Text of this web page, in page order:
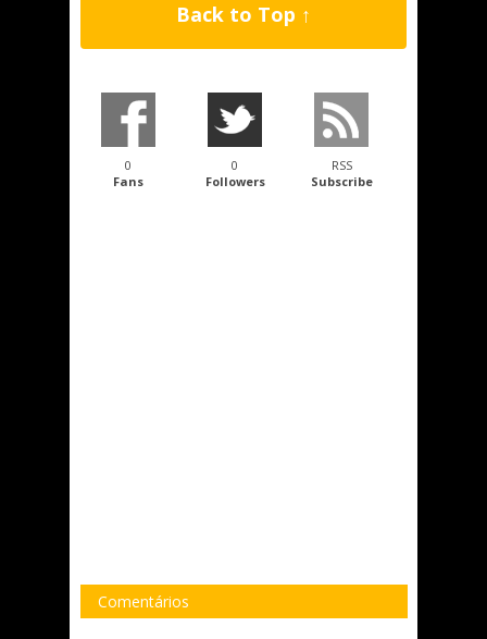
Back to Top ↑
0
Fans
0
Followers
RSS
Subscribe
Comentários